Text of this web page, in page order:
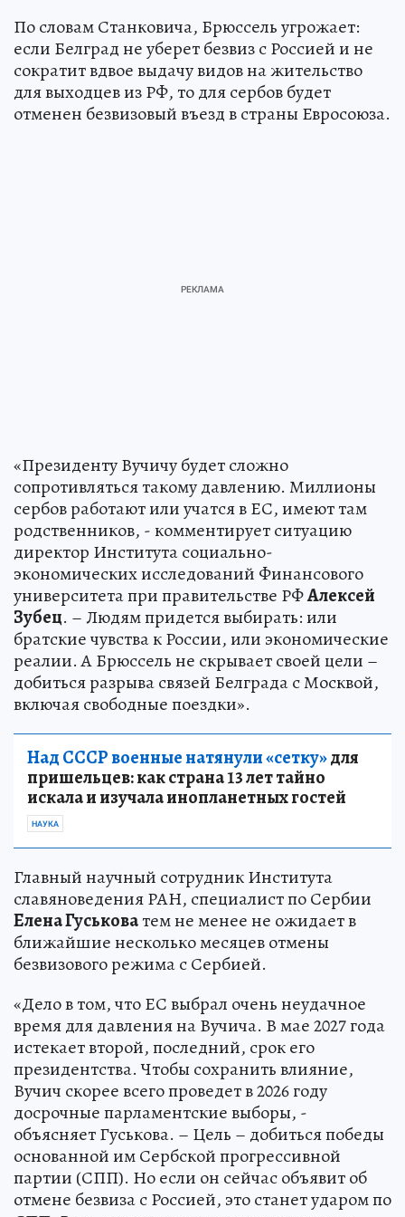
По словам Станковича, Брюссель угрожает:
если Белград не уберет безвиз с Россией и не
сократит вдвое выдачу видов на жительство
для выходцев из РФ, то для сербов будет
отменен безвизовый въезд в страны Евросоюза.
«Президенту Вучичу будет сложно
сопротивляться такому давлению. Миллионы
сербов работают или учатся в ЕС, имеют там
родственников, - комментирует ситуацию
директор Института социально-
экономических исследований Финансового
университета при правительстве РФАлексей
Зубец. – Людям придется выбирать: или
братские чувства к России, или экономические
реалии. А Брюссель не скрывает своей цели –
добиться разрыва связей Белграда с Москвой,
включая свободные поездки».
Над СССР военные натянули «сетку»для
пришельцев: как страна 13 лет тайно
искала и изучала инопланетных гостей
НАУКА
Главный научный сотрудник Института
славяноведения РАН, специалист по Сербии
Елена Гуськоватем не менее не ожидает в
ближайшие несколько месяцев отмены
безвизового режима с Сербией.
«Дело в том, что ЕС выбрал очень неудачное
время для давления на Вучича. В мае 2027 года
истекает второй, последний, срок его
президентства. Чтобы сохранить влияние,
Вучич скорее всего проведет в 2026 году
досрочные парламентские выборы, -
объясняет Гуськова. – Цель – добиться победы
основанной им Сербской прогрессивной
партии (СПП). Но если он сейчас объявит об
отмене безвиза с Россией, это станет ударом по